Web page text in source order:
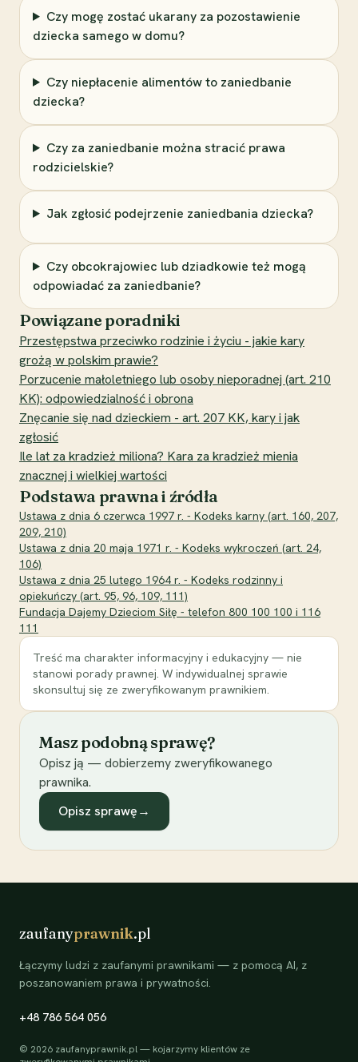
Czy mogę zostać ukarany za pozostawienie
dziecka samego w domu?
Czy niepłacenie alimentów to zaniedbanie
dziecka?
Czy za zaniedbanie można stracić prawa
rodzicielskie?
Jak zgłosić podejrzenie zaniedbania dziecka?
Czy obcokrajowiec lub dziadkowie też mogą
odpowiadać za zaniedbanie?
Powiązane poradniki
Przestępstwa przeciwko rodzinie i życiu - jakie kary
grożą w polskim prawie?
Porzucenie małoletniego lub osoby nieporadnej (art. 210
KK): odpowiedzialność i obrona
Znęcanie się nad dzieckiem - art. 207 KK, kary i jak
zgłosić
Ile lat za kradzież miliona? Kara za kradzież mienia
znacznej i wielkiej wartości
Podstawa prawna i źródła
Ustawa z dnia 6 czerwca 1997 r. - Kodeks karny (art. 160, 207,
209, 210)
Ustawa z dnia 20 maja 1971 r. - Kodeks wykroczeń (art. 24,
106)
Ustawa z dnia 25 lutego 1964 r. - Kodeks rodzinny i
opiekuńczy (art. 95, 96, 109, 111)
Fundacja Dajemy Dzieciom Siłę - telefon 800 100 100 i 116
111
Treść ma charakter informacyjny i edukacyjny — nie
stanowi porady prawnej. W indywidualnej sprawie
skonsultuj się ze zweryfikowanym prawnikiem.
Masz podobną sprawę?
Opisz ją — dobierzemy zweryfikowanego
prawnika.
Opisz sprawę→
zaufanyprawnik.pl
Łączymy ludzi z zaufanymi prawnikami — z pomocą AI, z
poszanowaniem prawa i prywatności.
+48 786 564 056
© 2026 zaufanyprawnik.pl — kojarzymy klientów ze